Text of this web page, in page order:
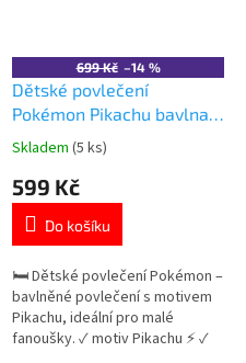
699 Kč –14 %
Dětské povlečení
Pokémon Pikachu bavlna
140×200 cm
Průměrné
produktu
4,8
5
hvězdiček.
Skladem (5 ks)
599 Kč
Do košíku
🛏️ Dětské povlečení Pokémon –
bavlněné povlečení s motivem
Pikachu, ideální pro malé
fanoušky. ✓ motiv Pikachu ⚡ ✓